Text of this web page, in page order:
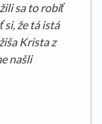
sa to robiť
si, že tá istá
Krista z
našli